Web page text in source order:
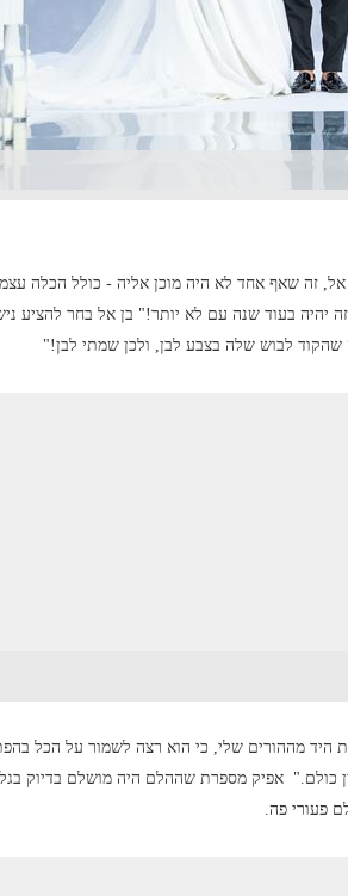
זה שאף אחד לא היה מוכן אליה - כולל הכלה
בעוד שנה עם לא יותר!" בן אל בחר להציע
לבוש שלה בצבע לבן, ולכן שמתי לבן!"
היד מההורים שלי, כי הוא רצה לשמור על הכל
כולם." אפיק מספרת שההלם היה מושלם בדיוק
פעורי פה.